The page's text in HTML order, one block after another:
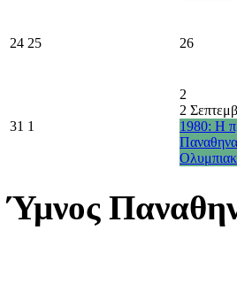
24 25 26
31 1
2
2
1980: Η
Ύμνος